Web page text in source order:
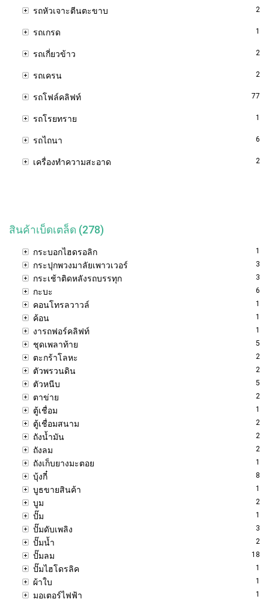
รถหัวเจาะตีนตะขาบ 2
รถเกรด 1
รถเกี่ยวข้าว 2
รถเครน 2
รถโฟล์คลิฟท์ 77
รถโรยทราย 1
รถไถนา 6
เครื่องทำความสะอาด 2
สินค้าเบ็ดเตล็ด (278)
กระบอกไฮดรอลิก 1
กระปุกพวงมาลัยเพาวเวอร์ 3
กระเช้าติดหลังรถบรรทุก 3
กะบะ 6
คอนโทรลวาวล์ 1
ค้อน 1
งารถฟอร์คลิฟท์ 1
ชุดเพลาท้าย 5
ตะกร้าโลหะ 2
ตัวพรวนดิน 2
ตัวหนีบ 5
ตาข่าย 2
ตู้เชื่อม 1
ตู้เชื่อมสนาม 2
ถังน้ำมัน 2
ถังลม 2
ถังเก็บยางมะตอย 1
บุ้งกี๋ 8
บูธขายสินค้า 1
บูม 2
ปั๊ม 1
ปั๊มดับเพลิง 3
ปั๊มน้ำ 2
ปั๊มลม 18
ปั๊มไฮโดรลิค 1
ผ้าใบ 1
มอเตอร์ไฟฟ้า 1